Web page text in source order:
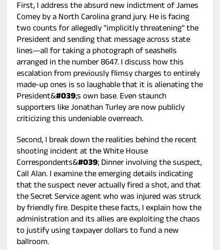
First, I address the absurd new indictment of James
Comey by a North Carolina grand jury. He is facing
two counts for allegedly "implicitly threatening" the
President and sending that message across state
lines—all for taking a photograph of seashells
arranged in the number 8647. I discuss how this
escalation from previously flimsy charges to entirely
made-up ones is so laughable that it is alienating the
President&#039;s own base. Even staunch
supporters like Jonathan Turley are now publicly
criticizing this undeniable overreach.
Second, I break down the realities behind the recent
shooting incident at the White House
Correspondents&#039; Dinner involving the suspect,
Call Alan. I examine the emerging details indicating
that the suspect never actually fired a shot, and that
the Secret Service agent who was injured was struck
by friendly fire. Despite these facts, I explain how the
administration and its allies are exploiting the chaos
to justify using taxpayer dollars to fund a new
ballroom.